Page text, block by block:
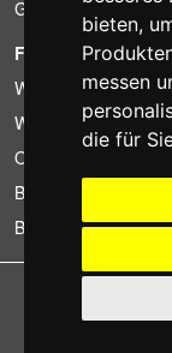
bieten,
messen
die für
Gebrauchtartikel
FOTOCOLOMBO.IT
Wer wir sind
Wo wir sind
Oeffnungszeiten
Bewertungen auf
Bewertungen auf
Copyright ©